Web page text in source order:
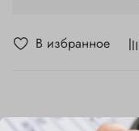
В избранное